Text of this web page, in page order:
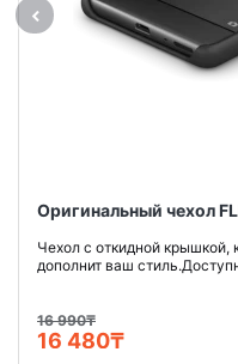
Чехол с откидной крышкой,
дополнит ваш
16 990₸
16 480₸